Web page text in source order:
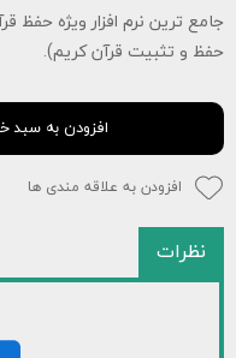
جامع ترین نرم افزار ویژه
حفظ و تثبیت قرآن کریم).
افزودن به سبد
افزودن به علاقه مندی ها
نظرات